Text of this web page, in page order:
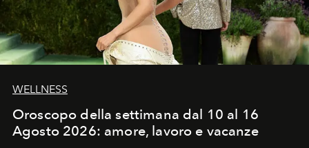
WELLNESS
Oroscopo della settimana dal 10 al 16
Agosto 2026: amore, lavoro e vacanze